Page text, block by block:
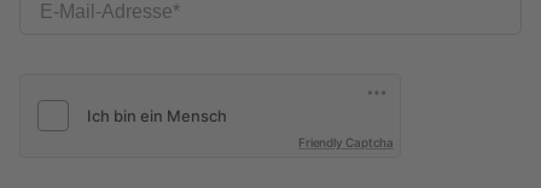
E-Mail-Adresse
Friendly Captcha